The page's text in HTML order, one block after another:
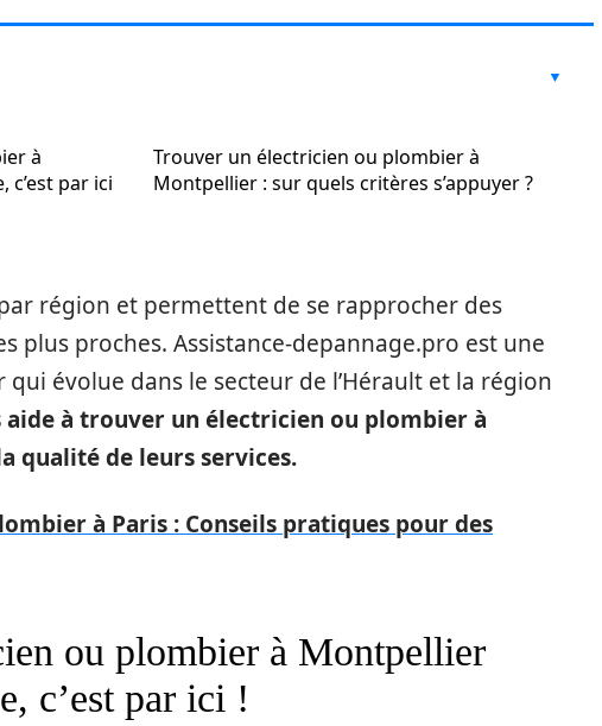
à
par ici
Trouver un électricien ou plombier à
Montpellier : sur quels critères s’appuyer ?
région et permettent de se rapprocher des
plus proches. Assistance-depannage.pro est une
évolue dans le secteur de l’Hérault et la région
aide à trouver un électricien ou plombier à
qualité de leurs services.
à Paris : Conseils pratiques pour des
ou plombier à Montpellier
c’est par ici !